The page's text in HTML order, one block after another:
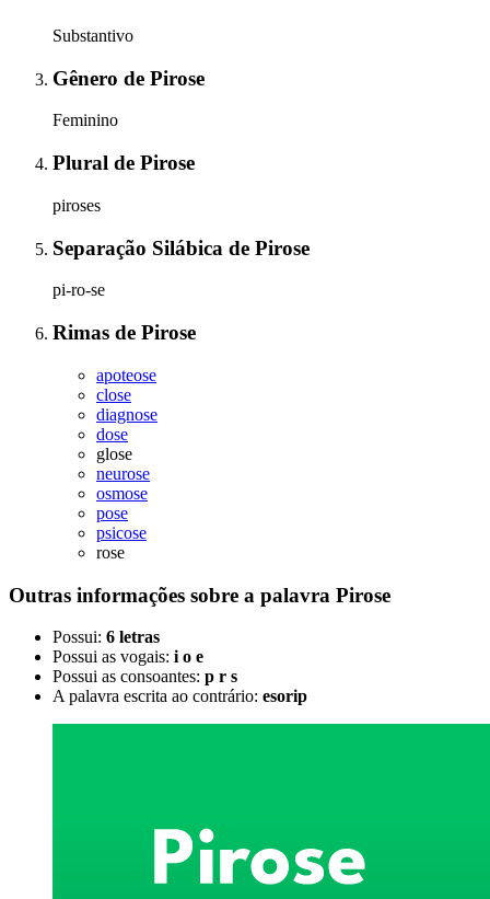
Substantivo
Gênero de Pirose
Feminino
Plural de Pirose
piroses
Separação Silábica de Pirose
pi-ro-se
Rimas de Pirose
apoteose
close
diagnose
dose
glose
neurose
osmose
pose
psicose
rose
Outras informações sobre a palavra Pirose
Possui: 6 letras
Possui as vogais: i o e
Possui as consoantes: p r s
A palavra escrita ao contrário: esorip